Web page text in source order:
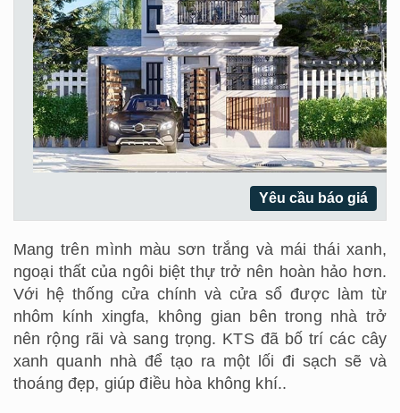
Yêu cầu báo giá
Mang trên mình màu sơn trắng và mái thái xanh,
ngoại thất của ngôi biệt thự trở nên hoàn hảo hơn.
Với hệ thống cửa chính và cửa sổ được làm từ
nhôm kính xingfa, không gian bên trong nhà trở
nên rộng rãi và sang trọng. KTS đã bố trí các cây
xanh quanh nhà để tạo ra một lối đi sạch sẽ và
thoáng đẹp, giúp điều hòa không khí..